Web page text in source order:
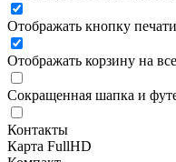
Отображать кнопку
Отображать корзину на
Сокращенная шапка и
Контакты
Карта FullHD